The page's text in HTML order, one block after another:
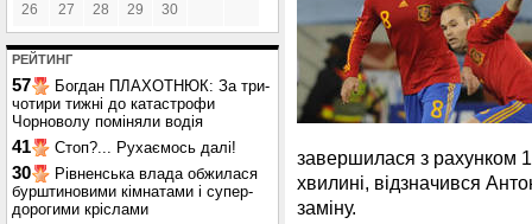
26 27 28 29 30
РЕЙТИНГ
57
Богдан ПЛАХОТНЮК: За три-
чотири тижні до катастрофи
Чорноволу поміняли водія
41 Стоп?... Рухаємось далі!
30
Рівненська влада обжилася
бурштиновими кімнатами і супер-
дорогими кріслами
завершилася з рахунком
хвилині, відзначився
заміну.